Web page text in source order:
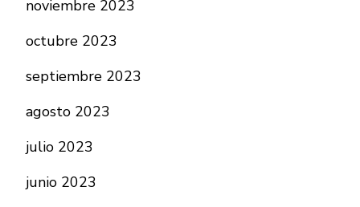
noviembre 2023
octubre 2023
septiembre 2023
agosto 2023
julio 2023
junio 2023